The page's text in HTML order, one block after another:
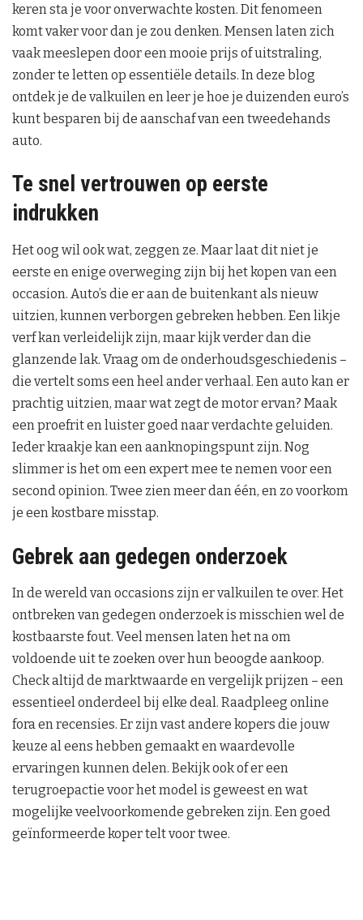
keren sta je voor onverwachte kosten. Dit fenomeen
komt vaker voor dan je zou denken. Mensen laten zich
vaak meeslepen door een mooie prijs of uitstraling,
zonder te letten op essentiële details. In deze blog
ontdek je de valkuilen en leer je hoe je duizenden euro’s
kunt besparen bij de aanschaf van een tweedehands
auto.
Te snel vertrouwen op eerste
indrukken
Het oog wil ook wat, zeggen ze. Maar laat dit niet je
eerste en enige overweging zijn bij het kopen van een
occasion. Auto’s die er aan de buitenkant als nieuw
uitzien, kunnen verborgen gebreken hebben. Een likje
verf kan verleidelijk zijn, maar kijk verder dan die
glanzende lak. Vraag om de onderhoudsgeschiedenis –
die vertelt soms een heel ander verhaal. Een auto kan er
prachtig uitzien, maar wat zegt de motor ervan? Maak
een proefrit en luister goed naar verdachte geluiden.
Ieder kraakje kan een aanknopingspunt zijn. Nog
slimmer is het om een expert mee te nemen voor een
second opinion. Twee zien meer dan één, en zo voorkom
je een kostbare misstap.
Gebrek aan gedegen onderzoek
In de wereld van occasions zijn er valkuilen te over. Het
ontbreken van gedegen onderzoek is misschien wel de
kostbaarste fout. Veel mensen laten het na om
voldoende uit te zoeken over hun beoogde aankoop.
Check altijd de marktwaarde en vergelijk prijzen – een
essentieel onderdeel bij elke deal. Raadpleeg online
fora en recensies. Er zijn vast andere kopers die jouw
keuze al eens hebben gemaakt en waardevolle
ervaringen kunnen delen. Bekijk ook of er een
terugroepactie voor het model is geweest en wat
mogelijke veelvoorkomende gebreken zijn. Een goed
geïnformeerde koper telt voor twee.